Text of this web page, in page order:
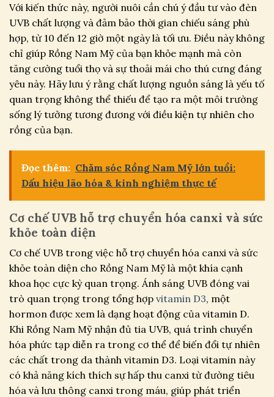
Với kiến thức này, người nuôi cần chú ý đầu tư vào đèn
UVB chất lượng và đảm bảo thời gian chiếu sáng phù
hợp, từ 10 đến 12 giờ một ngày là tối ưu. Điều này không
chỉ giúp Rồng Nam Mỹ của bạn khỏe mạnh mà còn
tăng cường tuổi thọ và sự thoải mái cho thú cưng đáng
yêu này. Hãy lưu ý rằng chất lượng nguồn sáng là yếu tố
quan trọng không thể thiếu để tạo ra một môi trường
sống lý tưởng tương đương với điều kiện tự nhiên cho
rồng của bạn.
Đọc thêm: Chăm sóc Rồng Nam Mỹ lớn tuổi:
Dấu hiệu lão hóa & kinh nghiệm thực tế
Cơ chế UVB hỗ trợ chuyển hóa canxi và sức
khỏe toàn diện
Cơ chế UVB trong việc hỗ trợ chuyển hóa canxi và sức
khỏe toàn diện cho Rồng Nam Mỹ là một khía cạnh
khoa học cực kỳ quan trọng. Ánh sáng UVB đóng vai
trò quan trọng trong tổng hợp vitamin D3, một
hormon được xem là dạng hoạt động của vitamin D.
Khi Rồng Nam Mỹ nhận đủ tia UVB, quá trình chuyển
hóa phức tạp diễn ra trong cơ thể để biến đổi tự nhiên
các chất trong da thành vitamin D3. Loại vitamin này
có khả năng kích thích sự hấp thu canxi từ đường tiêu
hóa và lưu thông canxi trong máu, giúp phát triển